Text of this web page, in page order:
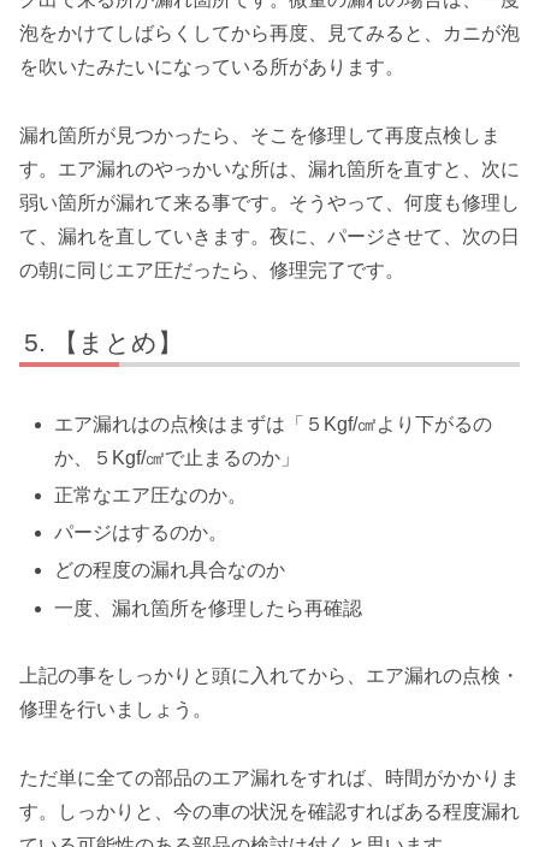
泡をかけてしばらくしてから再度、見てみると、カニが泡
を吹いたみたいになっている所があります。
漏れ箇所が見つかったら、そこを修理して再度点検しま
す。エア漏れのやっかいな所は、漏れ箇所を直すと、次に
弱い箇所が漏れて来る事です。そうやって、何度も修理し
て、漏れを直していきます。夜に、パージさせて、次の日
の朝に同じエア圧だったら、修理完了です。
【まとめ】
エア漏れはの点検はまずは「５Kgf/㎠より下がるの
か、５Kgf/㎠で止まるのか」
正常なエア圧なのか。
パージはするのか。
どの程度の漏れ具合なのか
一度、漏れ箇所を修理したら再確認
上記の事をしっかりと頭に入れてから、エア漏れの点検・
修理を行いましょう。
ただ単に全ての部品のエア漏れをすれば、時間がかかりま
す。しっかりと、今の車の状況を確認すればある程度漏れ